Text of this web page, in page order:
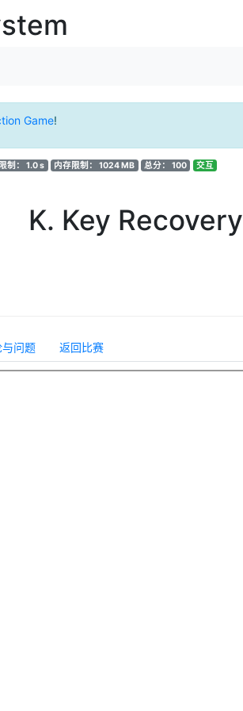
Game!
制： 1.0 s 内存限制： 1024 MB 总分： 100 交互
K. Key Recovery
问题 返回比赛